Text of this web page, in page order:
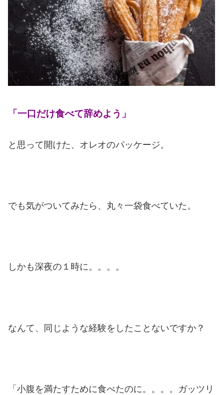
「一口だけ食べて辞めよう」
と思って開けた、オレオのパッケージ。
でも気がついてみたら、丸々一袋食べていた。
しかも深夜の１時に。。。。
なんて、同じような経験をしたことないですか？
「小腹を満たすために食べたのに。。。。ガッツリ